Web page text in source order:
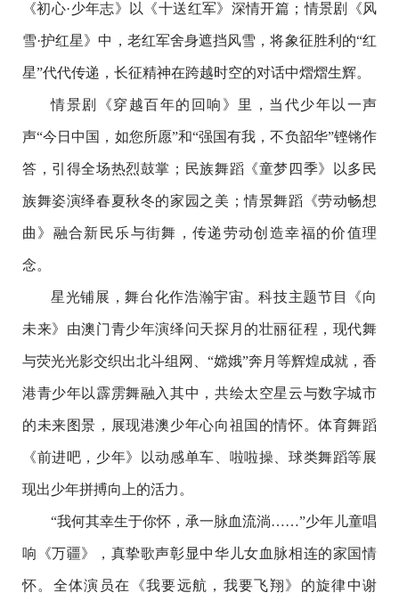
《初心·少年志》以《十送红军》深情开篇；情景剧《风
雪·护红星》中，老红军舍身遮挡风雪，将象征胜利的“红
星”代代传递，长征精神在跨越时空的对话中熠熠生辉。
情景剧《穿越百年的回响》里，当代少年以一声
声“今日中国，如您所愿”和“强国有我，不负韶华”铿锵作
答，引得全场热烈鼓掌；民族舞蹈《童梦四季》以多民
族舞姿演绎春夏秋冬的家园之美；情景舞蹈《劳动畅想
曲》融合新民乐与街舞，传递劳动创造幸福的价值理
念。
星光铺展，舞台化作浩瀚宇宙。科技主题节目《向
未来》由澳门青少年演绎问天探月的壮丽征程，现代舞
与荧光光影交织出北斗组网、“嫦娥”奔月等辉煌成就，香
港青少年以霹雳舞融入其中，共绘太空星云与数字城市
的未来图景，展现港澳少年心向祖国的情怀。体育舞蹈
《前进吧，少年》以动感单车、啦啦操、球类舞蹈等展
现出少年拼搏向上的活力。
“我何其幸生于你怀，承一脉血流淌……”少年儿童唱
响《万疆》，真挚歌声彰显中华儿女血脉相连的家国情
怀。全体演员在《我要远航，我要飞翔》的旋律中谢